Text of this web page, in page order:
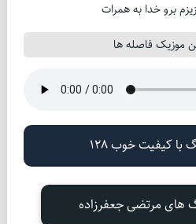
برو خدا به همرات
موزیک فاصله ها
با کیفیت خوب 128
های مرتضی جعفرزاده